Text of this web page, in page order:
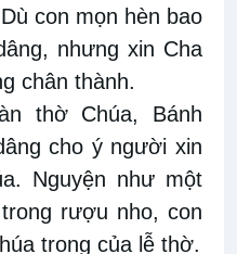
con mọn hèn bao
nhưng xin Cha
chân thành.
thờ Chúa, Bánh
cho ý người xin
Nguyện như một
rượu nho, con
trong của lễ thờ.